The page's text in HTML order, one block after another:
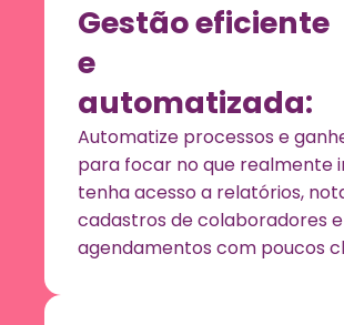
Gestão eficiente
e
automatizada:
Automatize processos e
para focar no que realmente
tenha acesso a relatórios,
cadastros de colaboradores e
agendamentos com poucos